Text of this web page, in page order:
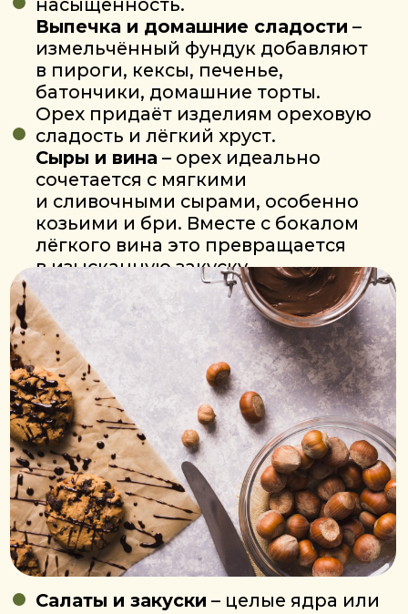
ВЫ СМОЖЕТЕ НАСЛАЖДАТЬСЯ
СОБСТВЕННЫМИ ОРЕХАМИ
ВСЮ ЗИМУ И ВЕСНУ — СОХРАНЯЯ
ВКУС ТОЛЬКО ЧТО
СОБРАННОГО УРОЖАЯ!
Полезные ссылки:
TikTok: Ссылка
YouTube: Ссылка
Чат для клиентов: Ссылка
Изготовитель: Общество с
ограниченной ответственностью
«Вязовецкий сад»
222313, Республика Беларусь, Минская
обл., Молодечненский район, дер.
Городилово, ул. Центральная, дом 3 «а»
Товар в интернет-магазине предназначен для
личного, семейного, домашнего и иного подобного
использования, не связанного
с предпринимательской деятельностью.